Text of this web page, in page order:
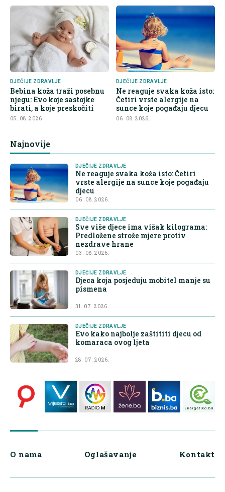
DJEČIJE ZDRAVLJE
Bebina koža traži posebnu
njegu: Evo koje sastojke
birati, a koje preskočiti
05. 08. 2026.
DJEČIJE ZDRAVLJE
Ne reaguje svaka koža isto:
Četiri vrste alergije na
sunce koje pogađaju djecu
06. 08. 2026.
Najnovije
DJEČIJE ZDRAVLJE
Ne reaguje svaka koža isto: Četiri
vrste alergije na sunce koje pogađaju
djecu
06. 08. 2026.
DJEČIJE ZDRAVLJE
Sve više djece ima višak kilograma:
Predložene strože mjere protiv
nezdrave hrane
03. 08. 2026.
DJEČIJE ZDRAVLJE
Djeca koja posjeduju mobitel manje su
pismena
31. 07. 2026.
DJEČIJE ZDRAVLJE
Evo kako najbolje zaštititi djecu od
komaraca ovog ljeta
28. 07. 2026.
O nama Oglašavanje Kontakt